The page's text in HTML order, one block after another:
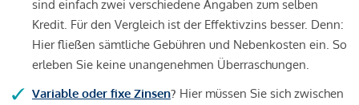
sind einfach zwei verschiedene Angaben zum selben
Kredit. Für den Vergleich ist der Effektivzins besser. Denn:
Hier fließen sämtliche Gebühren und Nebenkosten ein. So
erleben Sie keine unangenehmen Überraschungen.
Variable oder fixe Zinsen? Hier müssen Sie sich zwischen